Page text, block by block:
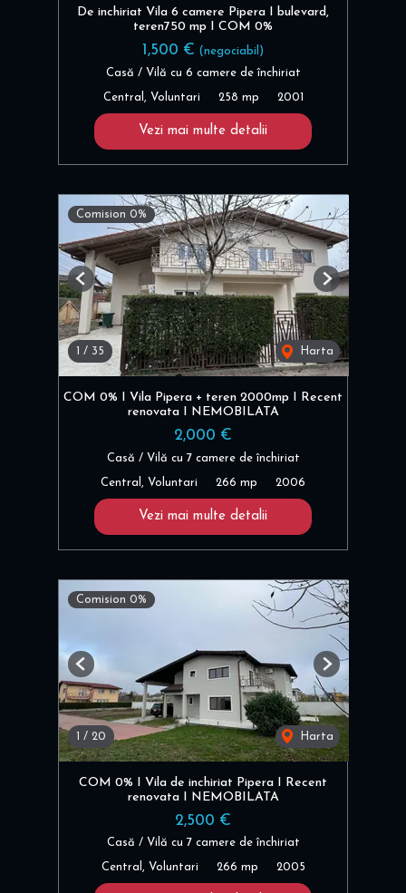
De inchiriat Vila 6 camere Pipera I bulevard,
teren750 mp I COM 0%
1,500 € (negociabil)
Casă / Vilă cu 6 camere de închiriat
Central, Voluntari 258 mp 2001
Vezi mai multe detalii
Comision 0%
1 / 35 Harta
Previous Next
COM 0% I Vila Pipera + teren 2000mp I Recent
renovata I NEMOBILATA
2,000 €
Casă / Vilă cu 7 camere de închiriat
Central, Voluntari 266 mp 2006
Vezi mai multe detalii
Comision 0%
1 / 20 Harta
Previous Next
COM 0% I Vila de inchiriat Pipera I Recent
renovata I NEMOBILATA
2,500 €
Casă / Vilă cu 7 camere de închiriat
Central, Voluntari 266 mp 2005